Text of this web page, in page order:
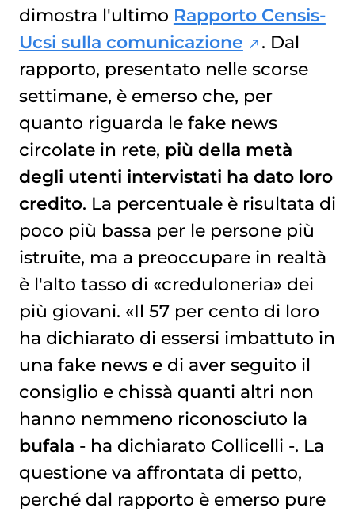
dimostra l'ultimo Rapporto Censis-
Ucsi sulla comunicazione
. Dal
rapporto, presentato nelle scorse
settimane, è emerso che, per
quanto riguarda le fake news
circolate in rete, più della metà
degli utenti intervistati ha dato loro
credito. La percentuale è risultata di
poco più bassa per le persone più
istruite, ma a preoccupare in realtà
è l'alto tasso di «creduloneria» dei
più giovani. «Il 57 per cento di loro
ha dichiarato di essersi imbattuto in
una fake news e di aver seguito il
consiglio e chissà quanti altri non
hanno nemmeno riconosciuto la
bufala - ha dichiarato Collicelli -. La
questione va affrontata di petto,
perché dal rapporto è emerso pure